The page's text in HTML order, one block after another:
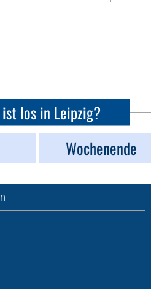
ist los in Leipzig?
Wochenende